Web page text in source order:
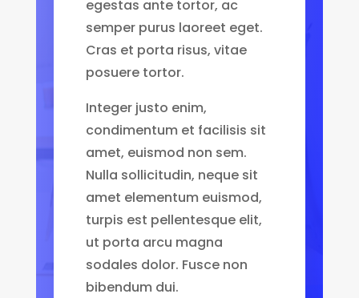
egestas ante tortor, ac
semper purus laoreet eget.
Cras et porta risus, vitae
posuere tortor.
Integer justo enim,
condimentum et facilisis sit
amet, euismod non sem.
Nulla sollicitudin, neque sit
amet elementum euismod,
turpis est pellentesque elit,
ut porta arcu magna
sodales dolor. Fusce non
bibendum dui.